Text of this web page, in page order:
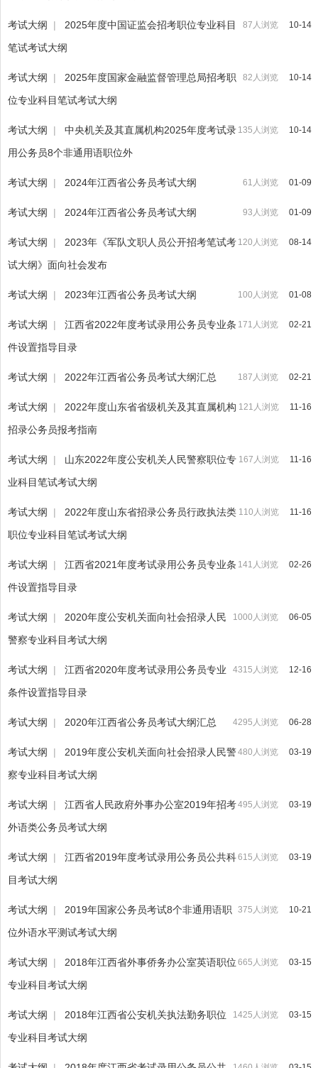
10-14
87人浏览
考试大纲 |
2025年度中国证监会招考职位专业科目
笔试考试大纲
10-14
82人浏览
考试大纲 |
2025年度国家金融监督管理总局招考职
位专业科目笔试考试大纲
10-14
135人浏览
考试大纲 |
中央机关及其直属机构2025年度考试录
用公务员8个非通用语职位外
01-09
61人浏览
考试大纲 | 2024年江西省公务员考试大纲
01-09
93人浏览
考试大纲 | 2024年江西省公务员考试大纲
08-14
120人浏览
考试大纲 |
2023年《军队文职人员公开招考笔试考
试大纲》面向社会发布
01-08
100人浏览
考试大纲 | 2023年江西省公务员考试大纲
02-21
171人浏览
考试大纲 |
江西省2022年度考试录用公务员专业条
件设置指导目录
02-21
187人浏览
考试大纲 | 2022年江西省公务员考试大纲汇总
11-16
121人浏览
考试大纲 |
2022年度山东省省级机关及其直属机构
招录公务员报考指南
11-16
167人浏览
考试大纲 |
山东2022年度公安机关人民警察职位专
业科目笔试考试大纲
11-16
110人浏览
考试大纲 |
2022年度山东省招录公务员行政执法类
职位专业科目笔试考试大纲
02-26
141人浏览
考试大纲 |
江西省2021年度考试录用公务员专业条
件设置指导目录
06-05
1000人浏览
考试大纲 |
2020年度公安机关面向社会招录人民
警察专业科目考试大纲
12-16
4315人浏览
考试大纲 |
江西省2020年度考试录用公务员专业
条件设置指导目录
06-28
4295人浏览
考试大纲 | 2020年江西省公务员考试大纲汇总
03-19
480人浏览
考试大纲 |
2019年度公安机关面向社会招录人民警
察专业科目考试大纲
03-19
495人浏览
考试大纲 |
江西省人民政府外事办公室2019年招考
外语类公务员考试大纲
03-19
615人浏览
考试大纲 |
江西省2019年度考试录用公务员公共科
目考试大纲
10-21
375人浏览
考试大纲 |
2019年国家公务员考试8个非通用语职
位外语水平测试考试大纲
03-15
665人浏览
考试大纲 |
2018年江西省外事侨务办公室英语职位
专业科目考试大纲
03-15
1425人浏览
考试大纲 |
2018年江西省公安机关执法勤务职位
专业科目考试大纲